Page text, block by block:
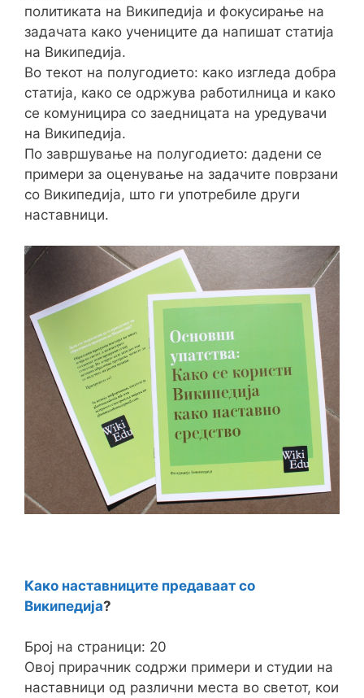
политиката на Википедија и фокусирање на
задачата како учениците да напишат статија
на Википедија.
Во текот на полугодието: како изгледа добра
статија, како се одржува работилница и како
се комуницира со заедницата на уредувачи
на Википедија.
По завршување на полугодието: дадени се
примери за оценување на задачите поврзани
со Википедија, што ги употребиле други
наставници.
Како наставниците предаваат со
Википедија?
Број на страници: 20
Овој прирачник содржи примери и студии на
наставници од различни места во светот, кои